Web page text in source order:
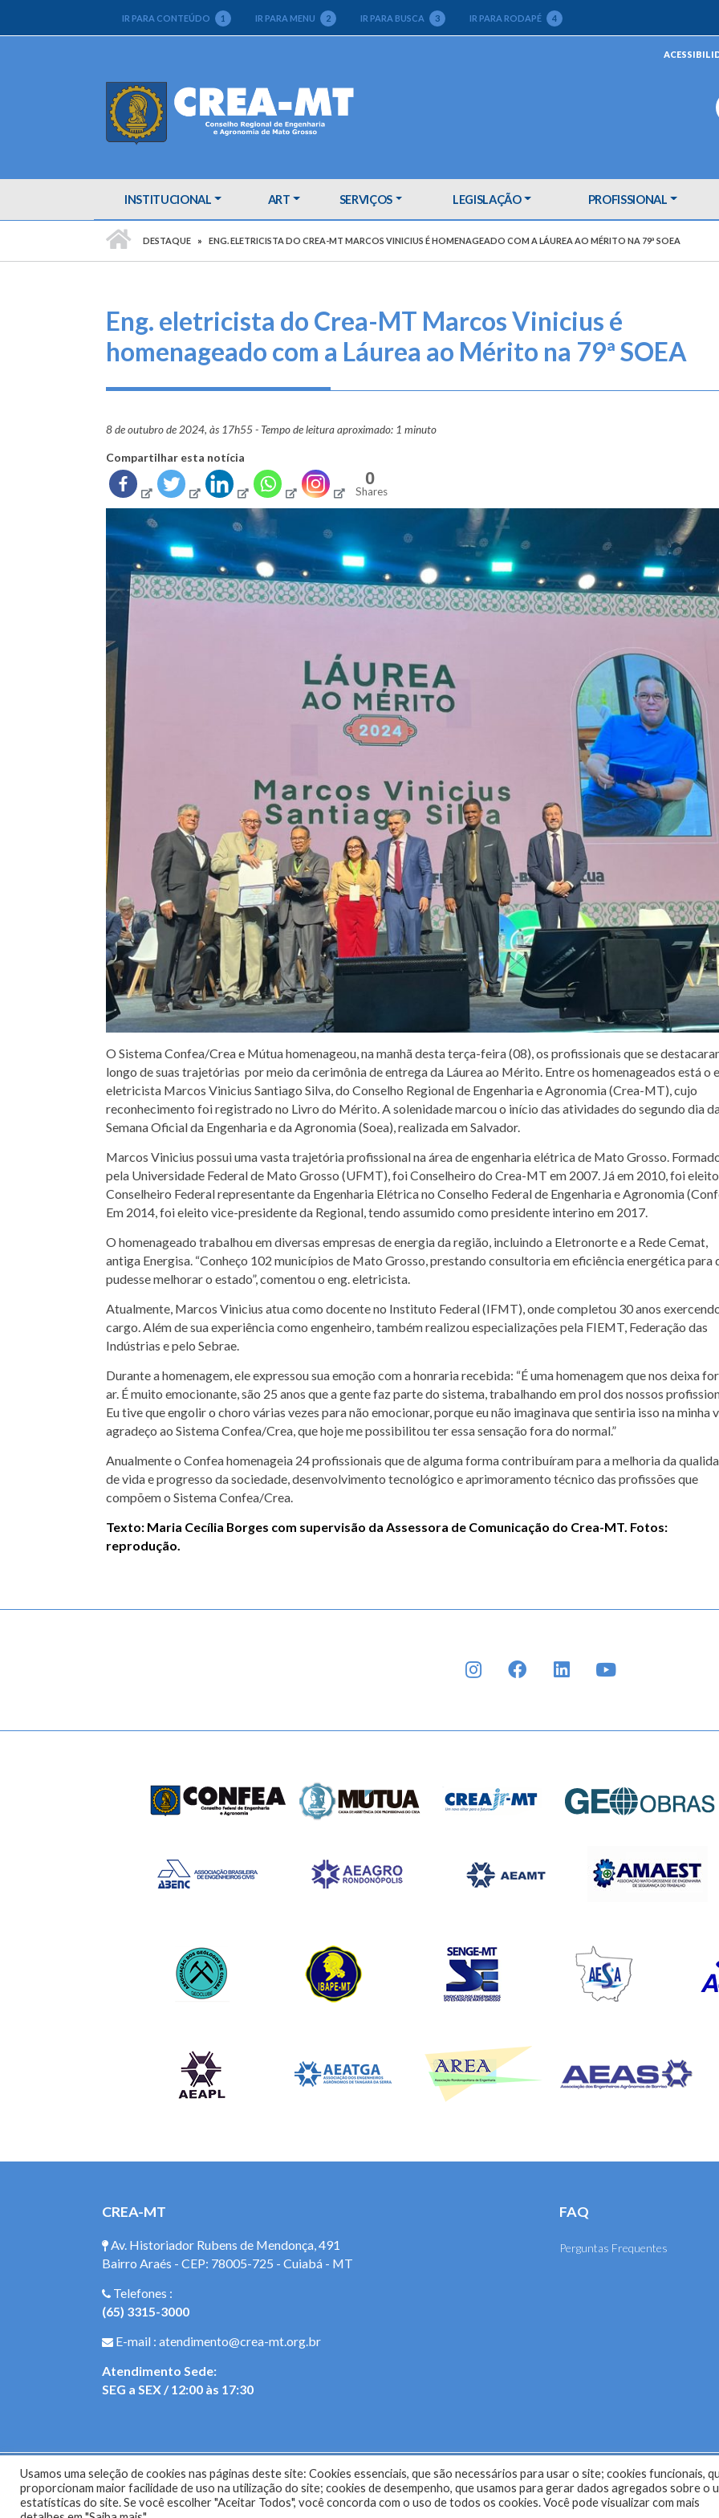
IR PARA CONTEÚDO 1 IR PARA MENU 2 IR PARA BUSCA 3 IR PARA RODAPÉ 4
INSTITUCIONAL ART SERVIÇOS LEGISLAÇÃO PROFISSIONAL
DESTAQUE ENG. ELETRICISTA DO CREA-MT MARCOS VINICIUS É HOMENAGEADO COM A LÁUREA AO MÉRITO NA 79ª SOEA
Eng. eletricista do Crea-MT Marcos Vinicius é
homenageado com a Láurea ao Mérito na 79ª SOEA
8 de outubro de 2024, às 17h55 - Tempo de leitura aproximado: 1 minuto
Compartilhar esta notícia
0
Shares
O Sistema Confea/Crea e Mútua homenageou, na manhã desta terça-feira (08), os profissionais que se
longo de suas trajetórias por meio da cerimônia de entrega da Láurea ao Mérito. Entre os homenageados está o
eletricista Marcos Vinicius Santiago Silva, do Conselho Regional de Engenharia e Agronomia (Crea-MT), cujo
reconhecimento foi registrado no Livro do Mérito. A solenidade marcou o início das atividades do segundo dia
Semana Oficial da Engenharia e da Agronomia (Soea), realizada em Salvador.
Marcos Vinicius possui uma vasta trajetória profissional na área de engenharia elétrica de Mato Grosso.
pela Universidade Federal de Mato Grosso (UFMT), foi Conselheiro do Crea-MT em 2007. Já em 2010, foi eleito
Conselheiro Federal representante da Engenharia Elétrica no Conselho Federal de Engenharia e Agronomia
Em 2014, foi eleito vice-presidente da Regional, tendo assumido como presidente interino em 2017.
O homenageado trabalhou em diversas empresas de energia da região, incluindo a Eletronorte e a Rede Cemat,
antiga Energisa. “Conheço 102 municípios de Mato Grosso, prestando consultoria em eficiência energética para
pudesse melhorar o estado”, comentou o eng. eletricista.
Atualmente, Marcos Vinicius atua como docente no Instituto Federal (IFMT), onde completou 30 anos
cargo. Além de sua experiência como engenheiro, também realizou especializações pela FIEMT, Federação das
Indústrias e pelo Sebrae.
Durante a homenagem, ele expressou sua emoção com a honraria recebida: “É uma homenagem que nos deixa
ar. É muito emocionante, são 25 anos que a gente faz parte do sistema, trabalhando em prol dos nossos
Eu tive que engolir o choro várias vezes para não emocionar, porque eu não imaginava que sentiria isso na minha
agradeço ao Sistema Confea/Crea, que hoje me possibilitou ter essa sensação fora do normal.”
Anualmente o Confea homenageia 24 profissionais que de alguma forma contribuíram para a melhoria da
de vida e progresso da sociedade, desenvolvimento tecnológico e aprimoramento técnico das profissões que
compõem o Sistema Confea/Crea.
Texto: Maria Cecília Borges com supervisão da Assessora de Comunicação do Crea-MT. Fotos:
reprodução.
INSTAGRAMFACEBOOKLINKEDIN
CREA-MT
Av. Historiador Rubens de Mendonça, 491
Bairro Araés - CEP: 78005-725 - Cuiabá - MT
Telefones :
(65) 3315-3000
E-mail : atendimento@crea-mt.org.br
Atendimento Sede:
SEG a SEX / 12:00 às 17:30
FAQ
Perguntas Frequentes
Site do Conselho Regional de Engenharia e Agronomia de Mato Grosso
Desenvolvido com oCMSde código abertoWordPress.
Usamos uma seleção de cookies nas páginas deste site: Cookies essenciais, que são necessários para usar o site; cookies funcionais,
proporcionam maior facilidade de uso na utilização do site; cookies de desempenho, que usamos para gerar dados agregados sobre o
estatísticas do site. Se você escolher "Aceitar Todos", você concorda com o uso de todos os cookies. Você pode visualizar com mais